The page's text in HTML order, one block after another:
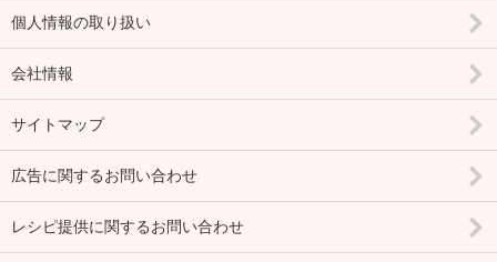
個人情報の取り扱い
会社情報
サイトマップ
広告に関するお問い合わせ
レシピ提供に関するお問い合わせ